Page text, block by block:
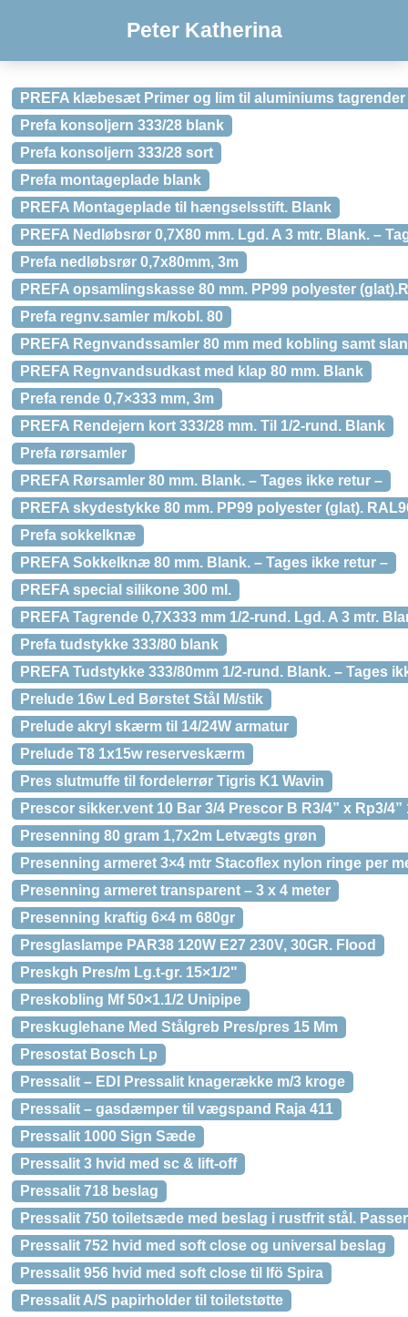
Peter Katherina
PREFA klæbesæt Primer og lim til aluminiums tagrender
Prefa konsoljern 333/28 blank
Prefa konsoljern 333/28 sort
Prefa montageplade blank
PREFA Montageplade til hængselsstift. Blank
PREFA Nedløbsrør 0,7X80 mm. Lgd. A 3 mtr. Blank. –
Prefa nedløbsrør 0,7x80mm, 3m
PREFA opsamlingskasse 80 mm. PP99 polyester
Prefa regnv.samler m/kobl. 80
PREFA Regnvandssamler 80 mm med kobling samt
PREFA Regnvandsudkast med klap 80 mm. Blank
Prefa rende 0,7×333 mm, 3m
PREFA Rendejern kort 333/28 mm. Til 1/2-rund. Blank
Prefa rørsamler
PREFA Rørsamler 80 mm. Blank. – Tages ikke retur –
PREFA skydestykke 80 mm. PP99 polyester (glat).
Prefa sokkelknæ
PREFA Sokkelknæ 80 mm. Blank. – Tages ikke retur –
PREFA special silikone 300 ml.
PREFA Tagrende 0,7X333 mm 1/2-rund. Lgd. A 3 mtr.
Prefa tudstykke 333/80 blank
PREFA Tudstykke 333/80mm 1/2-rund. Blank. – Tages
Prelude 16w Led Børstet Stål M/stik
Prelude akryl skærm til 14/24W armatur
Prelude T8 1x15w reserveskærm
Pres slutmuffe til fordelerrør Tigris K1 Wavin
Prescor sikker.vent 10 Bar 3/4 Prescor B R3/4” x Rp3/4”
Presenning 80 gram 1,7x2m Letvægts grøn
Presenning armeret 3×4 mtr Stacoflex nylon ringe per
Presenning armeret transparent – 3 x 4 meter
Presenning kraftig 6×4 m 680gr
Presglaslampe PAR38 120W E27 230V, 30GR. Flood
Preskgh Pres/m Lg.t-gr. 15×1/2"
Preskobling Mf 50×1.1/2 Unipipe
Preskuglehane Med Stålgreb Pres/pres 15 Mm
Presostat Bosch Lp
Pressalit – EDI Pressalit knagerække m/3 kroge
Pressalit – gasdæmper til vægspand Raja 411
Pressalit 1000 Sign Sæde
Pressalit 3 hvid med sc & lift-off
Pressalit 718 beslag
Pressalit 750 toiletsæde med beslag i rustfrit stål.
Pressalit 752 hvid med soft close og universal beslag
Pressalit 956 hvid med soft close til Ifö Spira
Pressalit A/S papirholder til toiletstøtte